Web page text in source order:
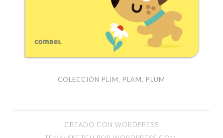
COLECCIÓN PLIM, PLAM, PLUM
CREADO CON WORDPRESS